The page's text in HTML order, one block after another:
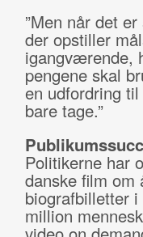
”Men når det
der opstiller
igangværende,
pengene skal
en udfordring
bare tage.”
Politikerne har
danske film
biografbilletter
million